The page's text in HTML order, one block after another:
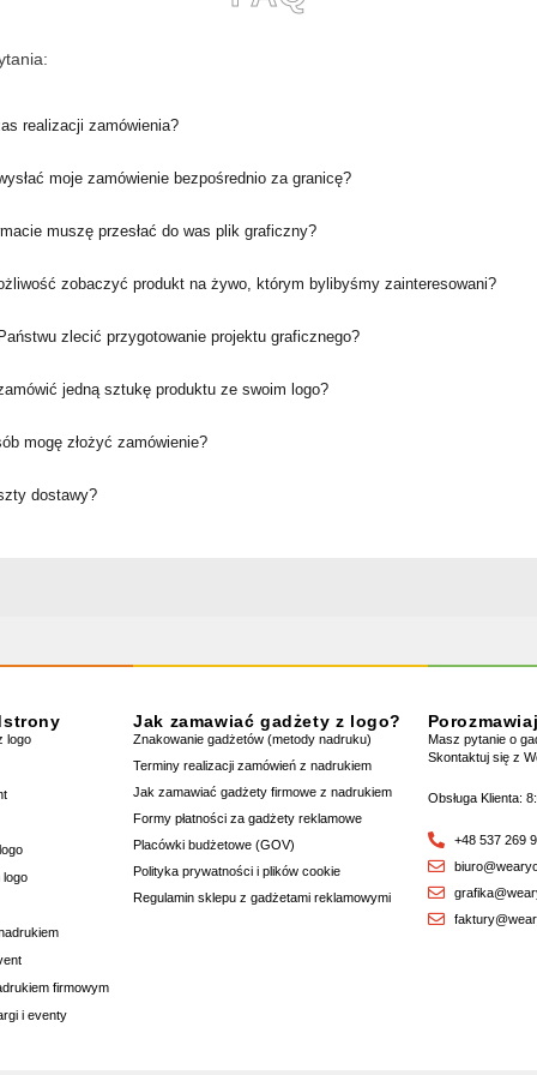
realizacji zamówienia?
moje zamówienie bezpośrednio za granicę?
muszę przesłać do was plik graficzny?
zobaczyć produkt na żywo, którym bylibyśmy zainteresowani?
zlecić przygotowanie projektu graficznego?
jedną sztukę produktu ze swoim logo?
mogę złożyć zamówienie?
dostawy?
logo
logo
firmowym
i eventy
Jak zamawiać gadżety z logo?
Znakowanie gadżetów (metody nadruku)
Terminy realizacji zamówień z nadrukiem
Jak zamawiać gadżety firmowe z nadrukiem
Formy płatności za gadżety reklamowe
Placówki budżetowe (GOV)
Polityka prywatności i plików cookie
Regulamin sklepu z gadżetami reklamowymi
Masz pytanie o
Skontaktuj się z
Obsługa Klienta:
+48 537 269